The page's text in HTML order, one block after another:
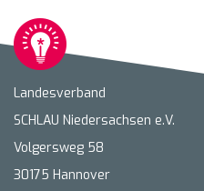
Landesverband
SCHLAU Niedersachsen e.V.
Volgersweg 58
30175 Hannover